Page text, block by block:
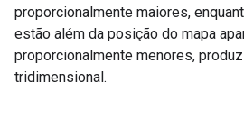
proporcionalmente maiores,
estão além da posição do mapa
proporcionalmente menores,
tridimensional.